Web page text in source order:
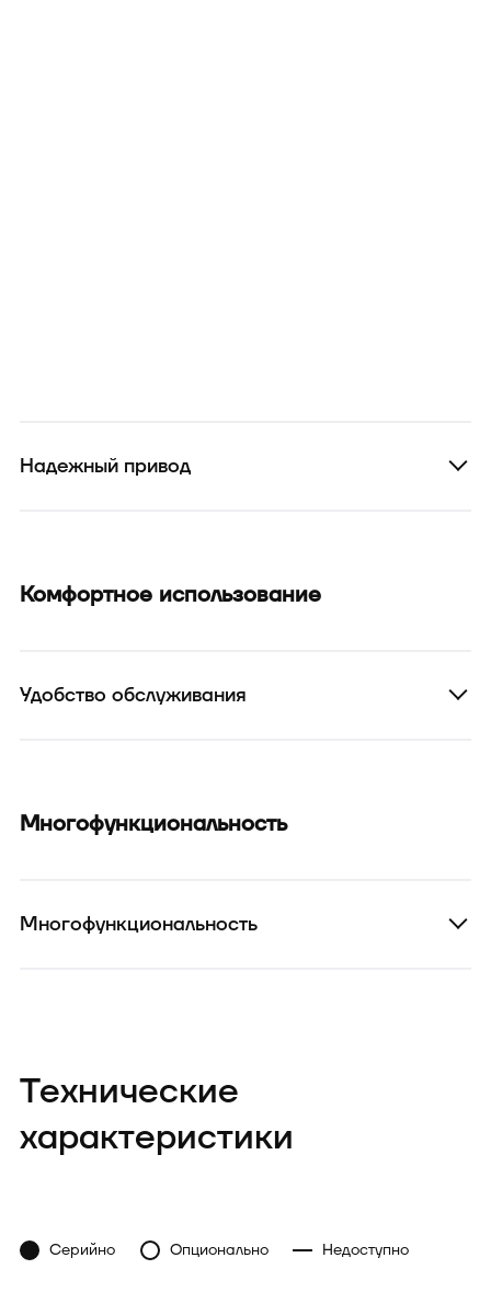
Надежный привод
Комфортное использование
Удобство обслуживания
Многофункциональность
Многофункциональность
Технические
характеристики
Серийно Опционально Недоступно